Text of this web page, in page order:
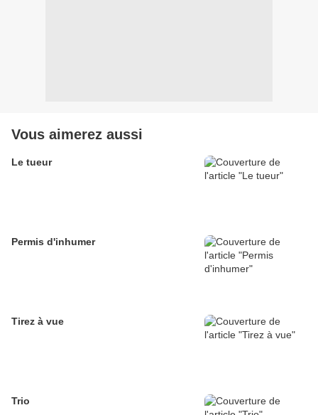
Vous aimerez aussi
Le tueur
Permis d'inhumer
Tirez à vue
Trio